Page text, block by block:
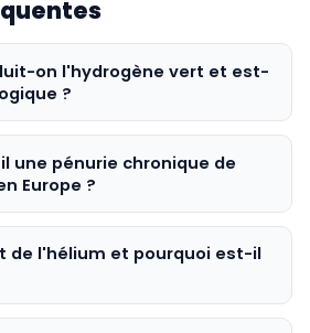
on l'hydrogène vert et est-
?
une pénurie chronique de
Europe ?
de l'hélium et pourquoi est-il